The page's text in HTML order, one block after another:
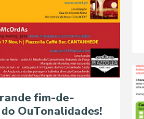
fim-de-
OuTonalidades!